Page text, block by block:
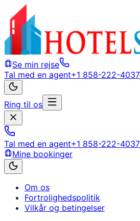
Se min rejse
Tal med en agent+1 858-222-4037
Ring til os
Tal med en agent+1 858-222-4037
Mine bookinger
Om os
Fortrolighedspolitik
Vilkår og betingelser